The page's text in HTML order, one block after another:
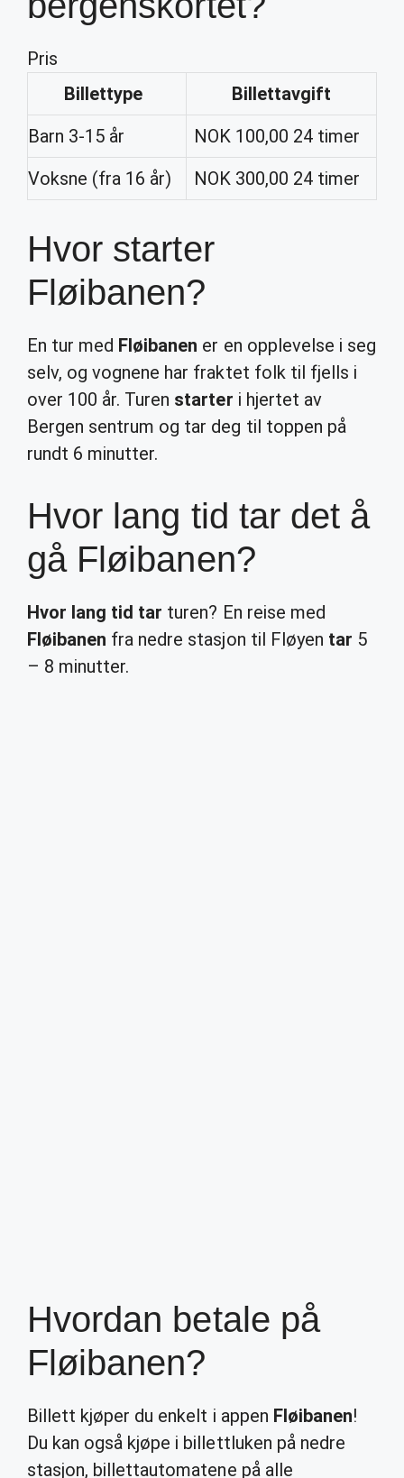
Pris
Billettype
Billettavgift
Barn 3-15 år
NOK 100,00 24 timer
Voksne (fra 16 år)
NOK 300,00 24 timer
Hvor starter
Fløibanen?
En tur med Fløibanen er en opplevelse i seg
selv, og vognene har fraktet folk til fjells i
over 100 år. Turen starter i hjertet av
Bergen sentrum og tar deg til toppen på
rundt 6 minutter.
Hvor lang tid tar det å
gå Fløibanen?
Hvor lang tid tar turen? En reise med
Fløibanen fra nedre stasjon til Fløyen tar 5
– 8 minutter.
Hvordan betale på
Fløibanen?
Billett kjøper du enkelt i appen Fløibanen!
Du kan også kjøpe i billettluken på nedre
stasjon, billettautomatene på alle